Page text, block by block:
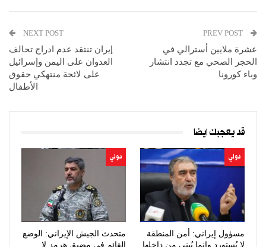
عشرة ملايين أسترالي في
الحجر الصحي مع تجدد انتشار
وباء كورونا
NEXT POST
إيران تنتقد عدم ادراج تحالف
العدوان على اليمن وإسرائيل
على لائحة منتهكي حقوق
الأطفال
قد يعجبك ايضا
دولي
مسؤول إيراني: أمن المنطقة
لا يُستورد وإنما يُبنى من داخلها
دولي
متحدث الجيش الإيراني: الوضع
القائم في مضيق هرمز لا